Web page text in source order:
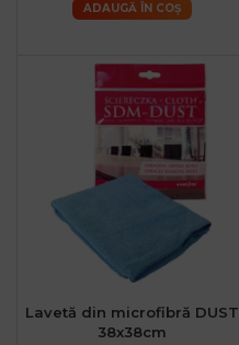
ADAUGĂ ÎN COȘ
Lavetă din microfibră DUST
38x38cm